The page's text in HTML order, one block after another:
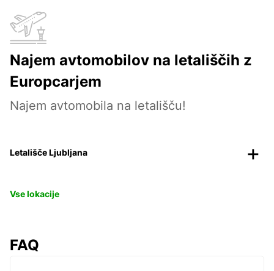
Najem avtomobilov na letališčih z
Europcarjem
Najem avtomobila na letališču!
Letališče Ljubljana
Vse lokacije
FAQ